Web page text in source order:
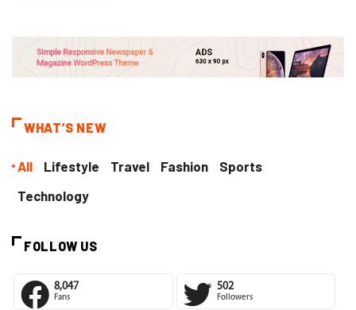
WHAT’S NEW
All Lifestyle Travel Fashion
Sports
Technology
FOLLOW US
8,047
Fans
502
Followers